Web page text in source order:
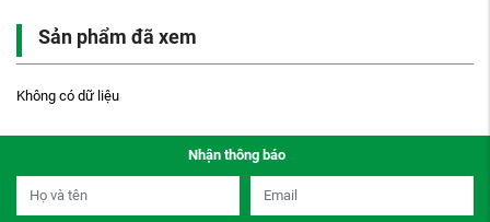
Sản phẩm đã xem
Không có dữ liệu
Nhận thông báo